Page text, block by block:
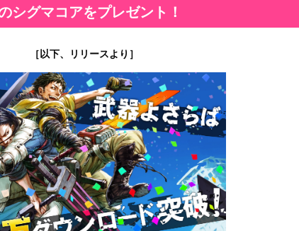
シグマコアをプレゼント！
［以下、リリースより］